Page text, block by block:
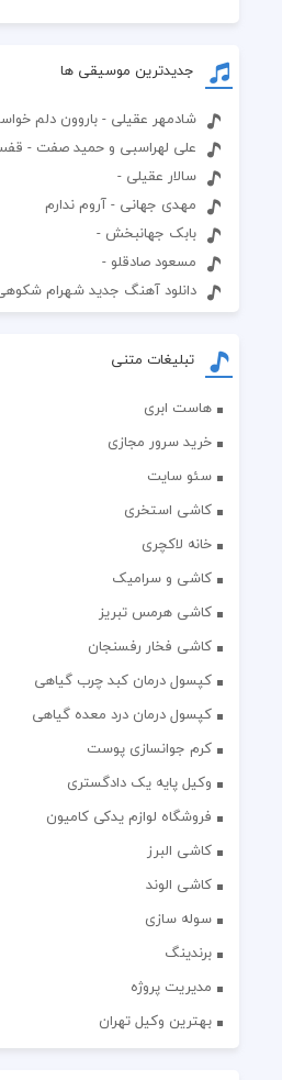
جدیدترین موسیقی ها
شادمهر عقیلی - باروون دلم
علی لهراسبی و حمید صفت -
سالار عقیلی -
مهدی جهانی - آروم ندارم
بابک جهانبخش -
مسعود صادقلو -
دانلود آهنگ جدید شهرام شکوهی
تبلیغات متنی
هاست ابری
خرید سرور مجازی
سئو سایت
کاشی استخری
خانه لاکچری
کاشی و سرامیک
کاشی هرمس تبریز
کاشی فخار رفسنجان
کپسول درمان کبد چرب گیاهی
کپسول درمان درد معده گیاهی
کرم جوانسازی پوست
وکیل پایه یک دادگستری
فروشگاه لوازم یدکی کامیون
کاشی البرز
کاشی الوند
سوله سازی
برندینگ
مدیریت پروژه
بهترین وکیل تهران